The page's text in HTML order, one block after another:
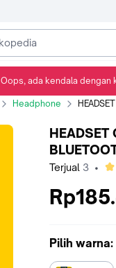
Headphone HEADSET OLIKE H1S TITAN
HEADSET
Terjual 3 •
Pilih warna:
Oops, ada kendala dengan